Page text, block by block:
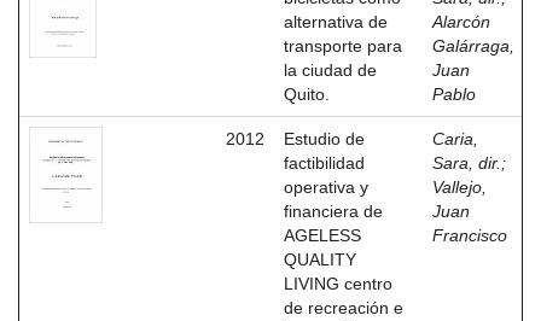
alternativa de
transporte para
la ciudad de
Quito.
Alarcón
Galárraga,
Juan
Pablo
2012
Estudio de
factibilidad
operativa y
financiera de
AGELESS
QUALITY
LIVING centro
de recreación e
Caria,
Sara, dir. ;
Vallejo,
Juan
Francisco